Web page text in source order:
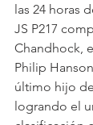
las 24 horas
JS P217
Chandhock,
Philip
último hijo
logrando el